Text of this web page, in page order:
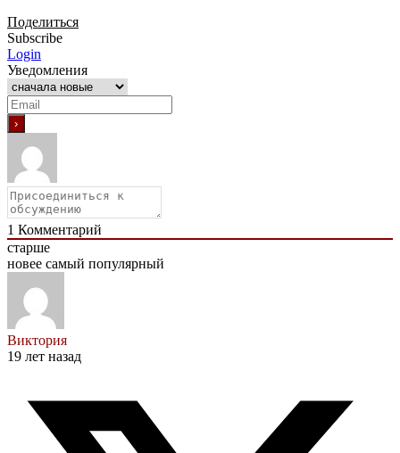
Поделиться
Subscribe
Login
Уведомления
1 Комментарий
старше
новее самый популярный
Виктория
19 лет назад